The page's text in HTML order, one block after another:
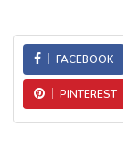
FACEBOOK
PINTEREST